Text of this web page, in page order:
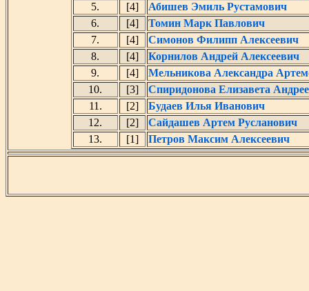
5.
[4]
Абишев Эмиль Рустамович
6.
[4]
Томин Марк Павлович
7.
[4]
Симонов Филипп Алексеевич
8.
[4]
Корнилов Андрей Алексеевич
9.
[4]
Мельникова Александра
10.
[3]
Спиридонова Елизавета
11.
[2]
Будаев Илья Иванович
12.
[2]
Сайдашев Артем Русланович
13.
[1] Петров Максим Алексеевич